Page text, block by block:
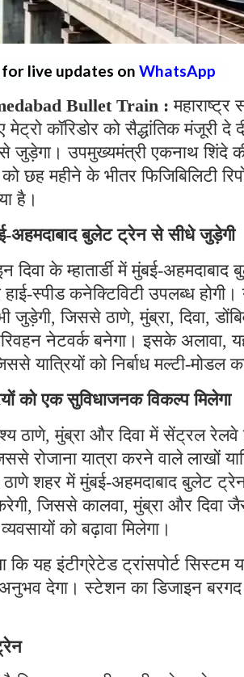
live updates on WhatsApp
Bullet Train : महाराष्ट्र
कॉरिडोर को सैद्धांतिक मंजूरी दे
जुड़ेगा। उपमुख्यमंत्री एकनाथ शिंदे
छह महीने के भीतर फिजिबिलिटी
है।
अहमदाबाद बुलेट ट्रेन से सीधे जुड़ेगी
के म्हातार्डी में मुंबई-
स्पीड कनेक्टिविटी उपलब्ध होगी।
जुड़ेगी, जिससे ठाणे, मुंब्रा, दिवा,
नेटवर्क बनेगा। इसके अलावा,
यात्रियों को निर्बाध मल्टी-मोडल
को एक सुविधाजनक विकल्प मिलेगा
ठाणे, मुंब्रा और दिवा में सेंट्रल
रोजाना यात्रा करने वाले लाखों
शहर में मुंबई-अहमदाबाद बुलेट
जिससे कालवा, मुंब्रा और
को बढ़ावा मिलेगा।
कि यह इंटीग्रेटेड ट्रांसपोर्ट
अनुभव देगा। स्टेशन का डिजाइन